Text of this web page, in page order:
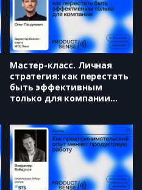
Мастер-класс. Личная
стратегия: как перестать
быть эффективным
только для компании